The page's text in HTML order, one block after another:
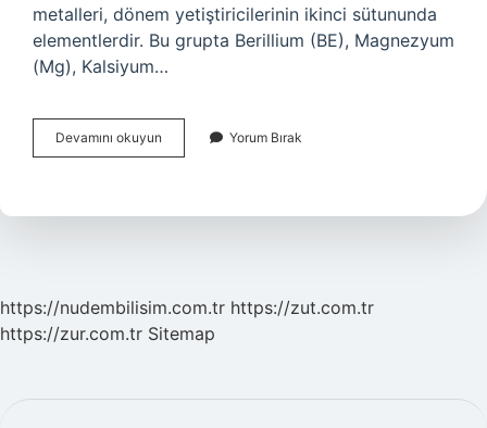
metalleri, dönem yetiştiricilerinin ikinci sütununda
elementlerdir. Bu grupta Berillium (BE), Magnezyum
(Mg), Kalsiyum…
Devamını okuyun
Metal
Nedir
Yorum Bırak
https://nudembilisim.com.tr https://zut.com.tr
https://zur.com.tr Sitemap